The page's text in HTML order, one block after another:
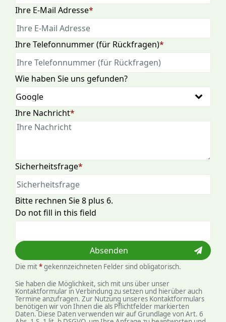
Pflichtfeld
Ihre E-Mail Adresse*
Pflichtfeld
Ihre Telefonnummer (für Rückfragen)*
Wie haben Sie uns gefunden?
Pflichtfeld
Ihre Nachricht*
Pflichtfeld
Sicherheitsfrage*
Bitte rechnen Sie 8 plus 6.
Do not fill in this field
Absenden
Die mit*gekennzeichneten Felder sind obligatorisch.
Sie haben die Möglichkeit, sich mit uns über unser
Kontaktformular in Verbindung zu setzen und hierüber auch
Termine anzufragen. Zur Nutzung unseres Kontaktformulars
benötigen wir von Ihnen die als Pflichtfelder markierten
Daten. Diese Daten verwenden wir auf Grundlage von Art. 6